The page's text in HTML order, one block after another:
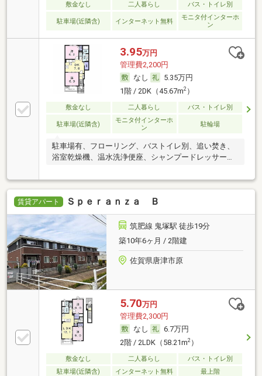
敷金なし 二人暮らし バス・トイレ別
駐車場(近隣含) インターネット無料
モニタ付インターホ
ン
3.95万円
管理費2,200円
なし
5.35万円
1階 / 2DK（45.67m2）
敷金なし 二人暮らし バス・トイレ別
駐車場(近隣含)
モニタ付インターホ
ン
駐輪場
駐車場有、フローリング、バストイレ別、追い焚き、
浴室乾燥機、温水洗浄便座、シャンプードレッサー、
賃貸アパート Ｓｐｅｒａｎｚａ Ｂ
筑肥線 鬼塚駅 徒歩19分
築10年6ヶ月 / 2階建
佐賀県唐津市原
5.70万円
管理費2,300円
なし
6.7万円
2階 / 2LDK（58.21m2）
敷金なし 二人暮らし
バス・トイレ別
駐車場(近隣含)
インターネット無料 最上階